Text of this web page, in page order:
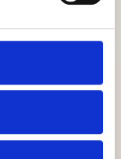
und